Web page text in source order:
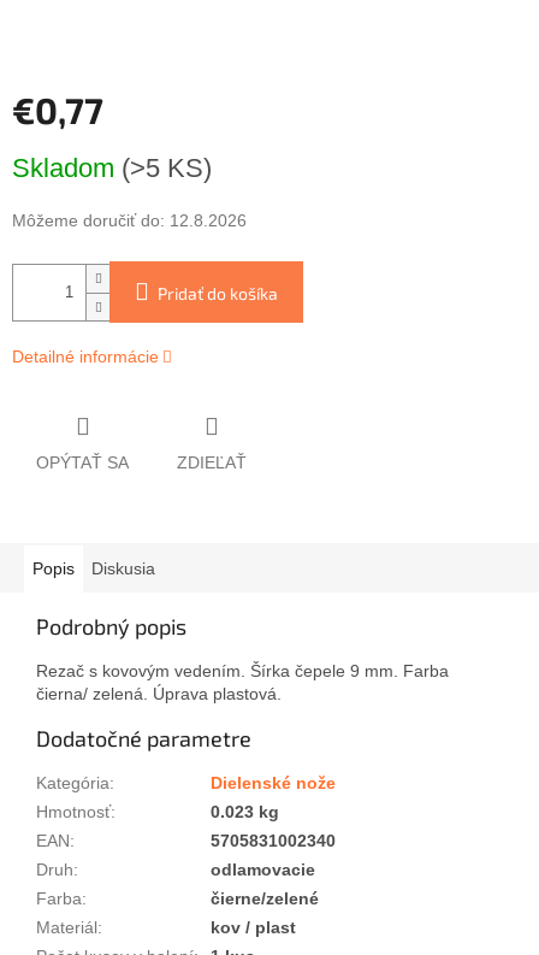
€0,77
cena:
Skladom (>5 KS)
Môžeme doručiť do: 12.8.2026
Pridať do košíka
Detailné informácie
OPÝTAŤ SA ZDIEĽAŤ
Popis Diskusia
Podrobný popis
Rezač s kovovým vedením. Šírka čepele 9 mm. Farba
čierna/ zelená. Úprava plastová.
Dodatočné parametre
Kategória:
Dielenské nože
Hmotnosť:
0.023 kg
EAN:
5705831002340
Druh:
odlamovacie
Farba:
čierne/zelené
Materiál:
kov / plast